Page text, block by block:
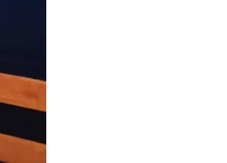
Olah Raga